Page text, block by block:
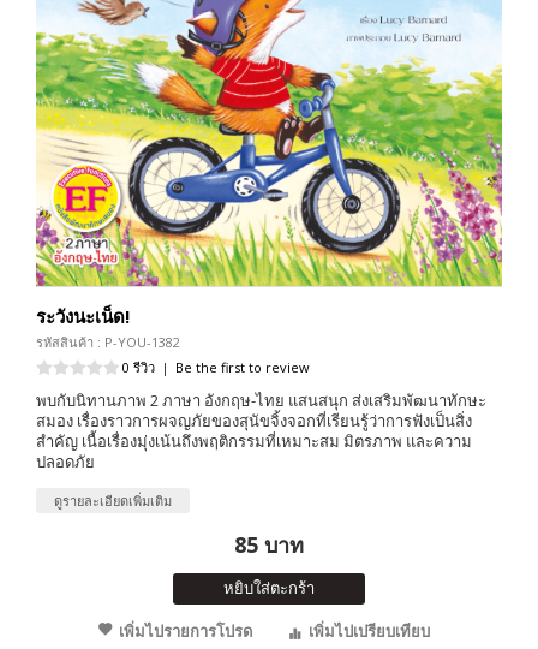
ระวังนะเน็ด!
รหัสสินค้า : P-YOU-1382
0 รีวิว | Be the first to review
พบกับนิทานภาพ 2 ภาษา อังกฤษ-ไทย แสนสนุก ส่งเสริมพัฒนาทักษะ
สมอง เรื่องราวการผจญภัยของสุนัขจิ้งจอกที่เรียนรู้ว่าการฟังเป็นสิ่ง
สำคัญ เนื้อเรื่องมุ่งเน้นถึงพฤติกรรมที่เหมาะสม มิตรภาพ และความ
ปลอดภัย
ดูรายละเอียดเพิ่มเติม
85 บาท
หยิบใส่ตะกร้า
เพิ่มไปรายการโปรด
เพิ่มไปเปรียบเทียบ